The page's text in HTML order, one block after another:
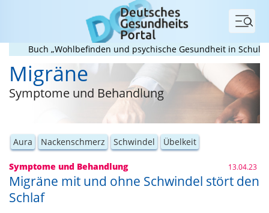
Menü
Buch „Wohlbefinden und psychische Gesundheit in Schule und
Migräne
Symptome und Behandlung
Aura Nackenschmerz Schwindel Übelkeit
Symptome und Behandlung 13.04.23
Migräne mit und ohne Schwindel stört den
Schlaf